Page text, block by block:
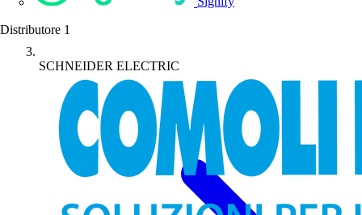
Distributore 1
SCHNEIDER ELECTRIC